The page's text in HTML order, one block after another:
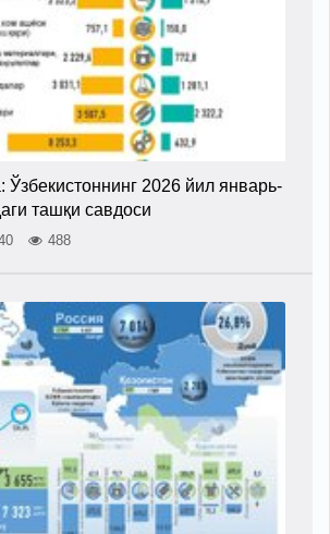
2026 йил январь-
ташқи савдоси
488